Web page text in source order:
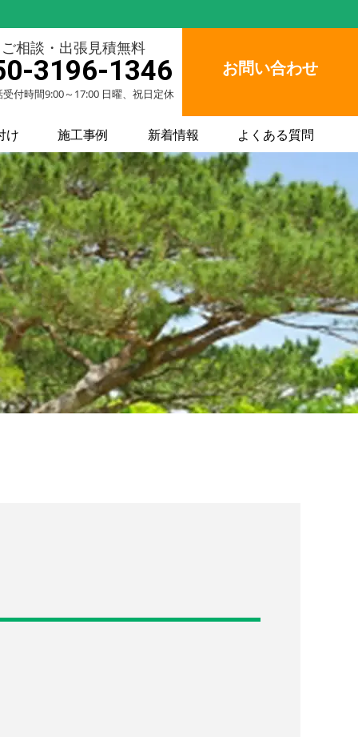
ご相談・出張見積無料
3196-1346
付時間9:00～17:00 日曜、祝日定休
お問い合わせ
け 施工事例 新着情報 よくある質問